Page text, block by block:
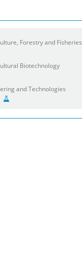
Forestry and Fisheries
Biotechnology
and Technologies